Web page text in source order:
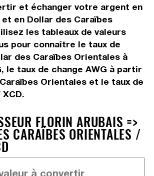
et échanger votre argent en
en Dollar des Caraïbes
les tableaux de valeurs
pour connaître le taux de
des Caraïbes Orientales à
le taux de change AWG à partir
Orientales et le taux de
FLORIN ARUBAIS =>
CARAÏBES ORIENTALES /